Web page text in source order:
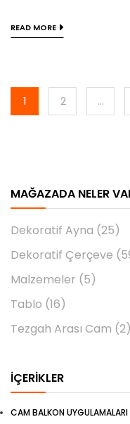
MAĞAZADA NELER
Dekoratif Ayna (25)
Dekoratif Çerçeve
Malzemeler (5)
Tablo (16)
Tezgah Arası Cam (2)
İÇERIKLER
CAM BALKON UYGULAMALARI
READ MORE
1 2 …